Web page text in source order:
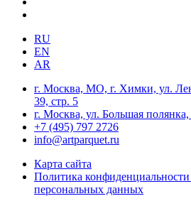
RU
EN
AR
г. Москва, МО, г. Химки, ул.
39, стр. 5
г. Москва, ул. Большая полянка,
+7 (495) 797 2726
info@artparquet.ru
Карта сайта
Политика конфиденциальности
персональных данных